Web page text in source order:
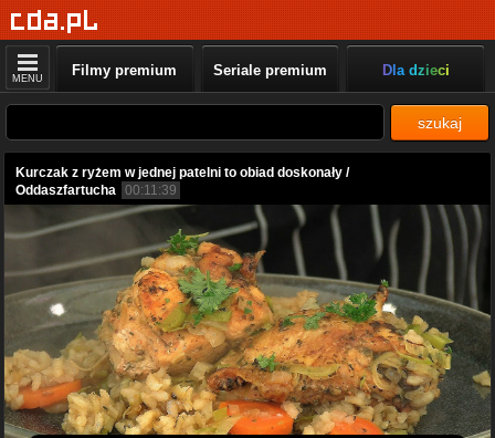
MENU Filmy premium Seriale premium Dla dzieci
szukaj
Kurczak z ryżem w jednej patelni to obiad doskonały /
Oddaszfartucha 00:11:39